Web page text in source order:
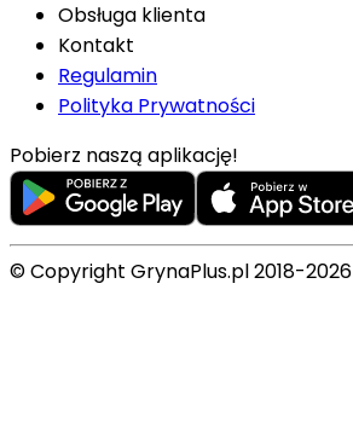
Obsługa klienta
Kontakt
Regulamin
Polityka Prywatności
Pobierz naszą aplikację!
© Copyright GrynaPlus.pl 2018-2026